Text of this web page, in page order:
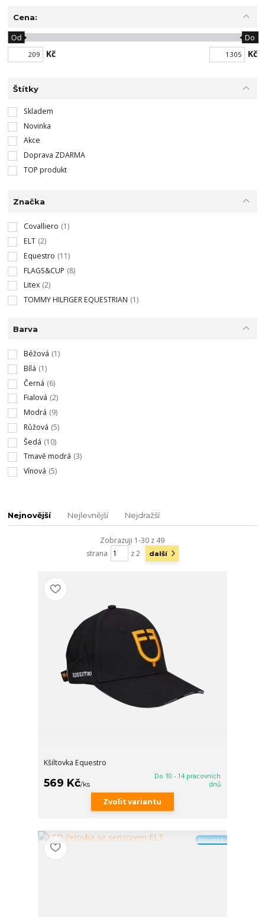
Cena:
Kč
Od Do
Kč
Štítky
Skladem
Novinka
Akce
Doprava ZDARMA
TOP produkt
Značka
Covalliero (1)
ELT (2)
Equestro (11)
FLAGS&CUP (8)
Litex (2)
TOMMY HILFIGER EQUESTRIAN (1)
Barva
Béžová (1)
Bílá (1)
Černá (6)
Fialová (2)
Modrá (9)
Růžová (5)
Šedá (10)
Tmavě modrá (3)
Vínová (5)
Nejnovější Nejlevnější Nejdražší
Zobrazuji 1-30 z 49
strana
z 2 další
Kšiltovka Equestro
569 Kč/ks
Do 10 - 14 pracovních
dnů
Zvolit variantu
Novinka